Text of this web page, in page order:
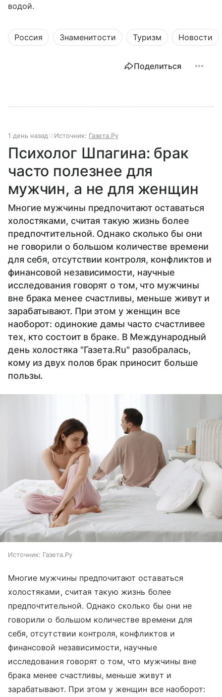
водой.
Россия Знаменитости Туризм Новости
Поделиться
1 день назад Источник: Газета.Ру
Психолог Шпагина: брак
часто полезнее для
мужчин, а не для женщин
Многие мужчины предпочитают оставаться
холостяками, считая такую жизнь более
предпочтительной. Однако сколько бы они
не говорили о большом количестве времени
для себя, отсутствии контроля, конфликтов и
финансовой независимости, научные
исследования говорят о том, что мужчины
вне брака менее счастливы, меньше живут и
зарабатывают. При этом у женщин все
наоборот: одинокие дамы часто счастливее
тех, кто состоит в браке. В Международный
день холостяка "Газета.Ru" разобралась,
кому из двух полов брак приносит больше
пользы.
Источник: Газета.Ру
Многие мужчины предпочитают оставаться
холостяками, считая такую жизнь более
предпочтительной. Однако сколько бы они не
говорили о большом количестве времени для
себя, отсутствии контроля, конфликтов и
финансовой независимости, научные
исследования говорят о том, что мужчины вне
брака менее счастливы, меньше живут и
зарабатывают. При этом у женщин все наоборот: